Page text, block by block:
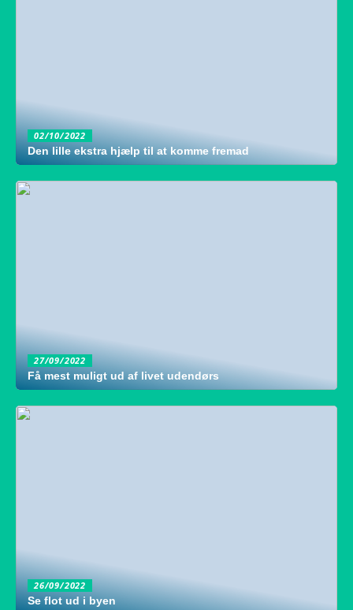
02/10/2022
Den lille ekstra hjælp til at komme fremad
27/09/2022
Få mest muligt ud af livet udendørs
26/09/2022
Se flot ud i byen